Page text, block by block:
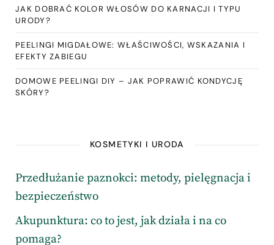
JAK DOBRAĆ KOLOR WŁOSÓW DO KARNACJI I TYPU
URODY?
PEELINGI MIGDAŁOWE: WŁAŚCIWOŚCI, WSKAZANIA I
EFEKTY ZABIEGU
DOMOWE PEELINGI DIY – JAK POPRAWIĆ KONDYCJĘ
SKÓRY?
KOSMETYKI I URODA
Przedłużanie paznokci: metody, pielęgnacja i
bezpieczeństwo
Akupunktura: co to jest, jak działa i na co
pomaga?